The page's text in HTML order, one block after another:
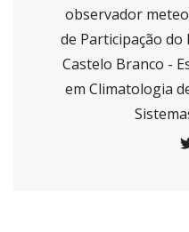
observador
de Participação
Castelo Branco -
em Climatologia